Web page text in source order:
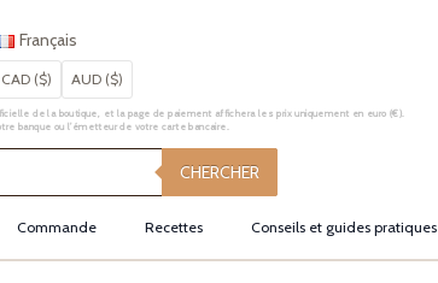
Français
CAD ($) AUD ($)
de la boutique, et la page de paiement affichera les prix uniquement en euro (€).
banque ou l’émetteur de votre carte bancaire.
CHERCHER
Commande Recettes Conseils et guides pratiques